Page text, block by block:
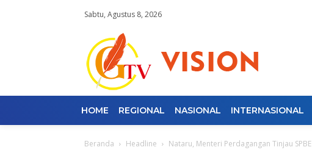
Sabtu, Agustus 8, 2026
HOME REGIONAL NASIONAL INTERNASIONAL
Beranda Headline Nataru, Menteri Perdagangan Tinjau SPBE